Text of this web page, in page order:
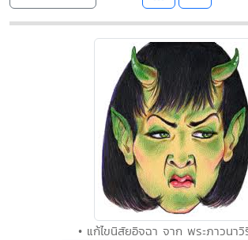
• แก้ไขนิสัยอิจฉา จาก พระภาวนา